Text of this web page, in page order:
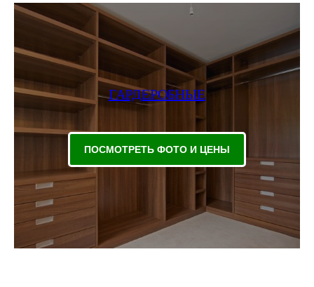
ГАРДЕРОБНЫЕ
ПОСМОТРЕТЬ ФОТО И ЦЕНЫ